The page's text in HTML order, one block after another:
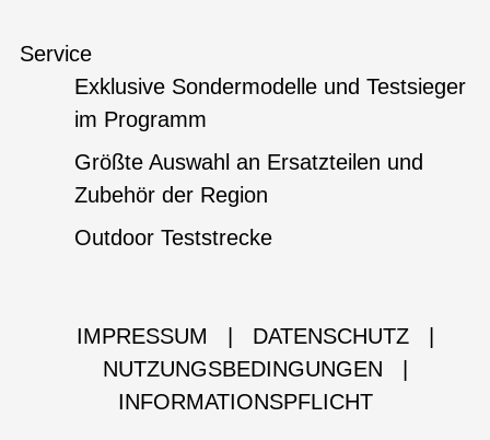
Service
Exklusive Sondermodelle und Testsieger
im Programm
Größte Auswahl an Ersatzteilen und
Zubehör der Region
Outdoor Teststrecke
IMPRESSUM DATENSCHUTZ
NUTZUNGSBEDINGUNGEN
INFORMATIONSPFLICHT